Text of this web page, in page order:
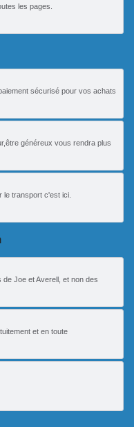
les pages.
sécurisé pour vos achats
généreux vous rendra plus
le transport c'est ici.
Joe et Averell, et non des
et en toute